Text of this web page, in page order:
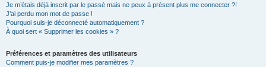
Je m’étais déjà inscrit par le passé mais ne peux à présent plus me connecter ?!
J’ai perdu mon mot de passe !
Pourquoi suis-je déconnecté automatiquement ?
À quoi sert « Supprimer les cookies » ?
Préférences et paramètres des utilisateurs
Comment puis-je modifier mes paramètres ?